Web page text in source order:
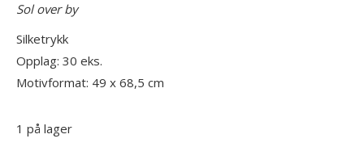
Sol over by
Silketrykk
Opplag: 30 eks.
Motivformat: 49 x 68,5 cm
1 på lager